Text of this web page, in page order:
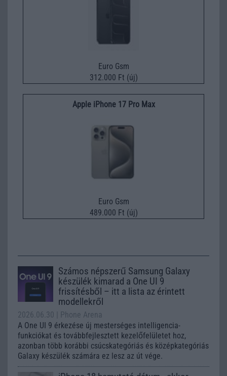
Euro Gsm
312.000 Ft (új)
Apple iPhone 17 Pro Max
Euro Gsm
489.000 Ft (új)
Számos népszerű Samsung Galaxy
készülék kimarad a One UI 9
frissítésből – itt a lista az érintett
modellekről
2026.06.30
| Phone Arena
A One UI 9 érkezése új mesterséges intelligencia-
funkciókat és továbbfejlesztett kezelőfelületet hoz,
azonban több korábbi csúcskategóriás és középkategóriás
Galaxy készülék számára ez lesz az út vége.